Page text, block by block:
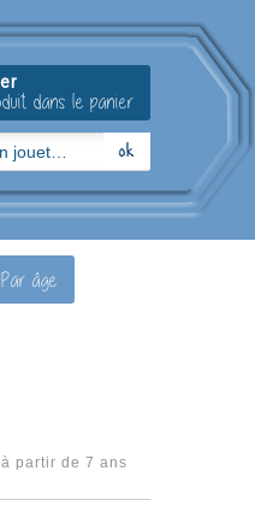
dans le panier
Par âge
partir de 7 ans